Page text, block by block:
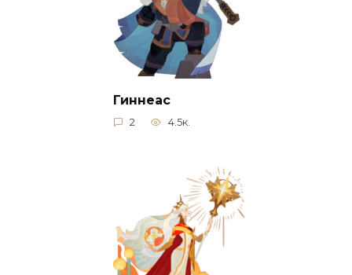
Гиннеас
2 4.5к.